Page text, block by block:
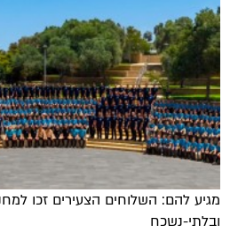
מגיע להם: השלוחים הצעירים זכו
ובלתי-נשכח